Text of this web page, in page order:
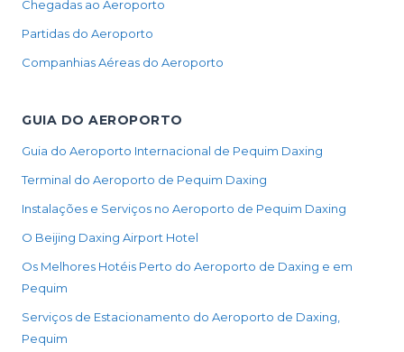
Chegadas ao Aeroporto
Partidas do Aeroporto
Companhias Aéreas do Aeroporto
GUIA DO AEROPORTO
Guia do Aeroporto Internacional de Pequim Daxing
Terminal do Aeroporto de Pequim Daxing
Instalações e Serviços no Aeroporto de Pequim Daxing
O Beijing Daxing Airport Hotel
Os Melhores Hotéis Perto do Aeroporto de Daxing e em
Pequim
Serviços de Estacionamento do Aeroporto de Daxing,
Pequim